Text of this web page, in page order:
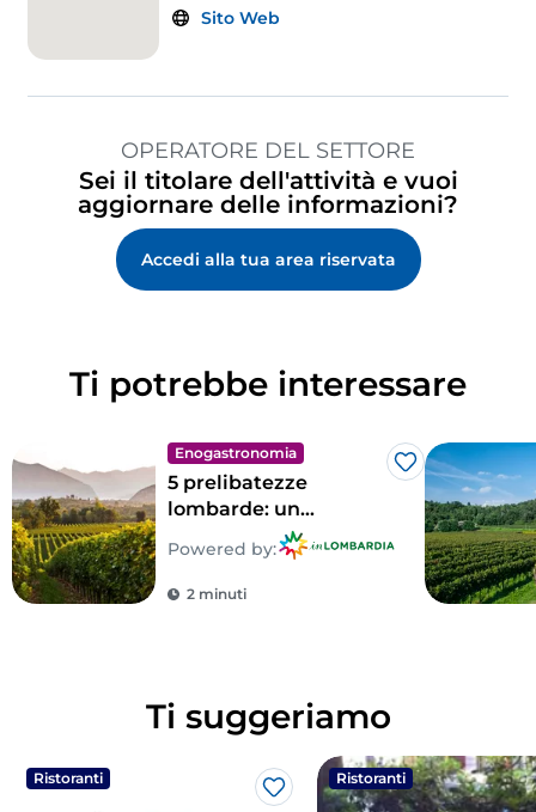
Sito Web
OPERATORE DEL SETTORE
Sei il titolare dell'attività e vuoi
aggiornare delle informazioni?
Accedi alla tua area riservata
Ti potrebbe interessare
Enogastronomia
Like
5 prelibatezze
lombarde: un
territorio tutto da
gustare
Powered by:
2 minuti
Ti suggeriamo
Ristoranti
Like
Ristoranti